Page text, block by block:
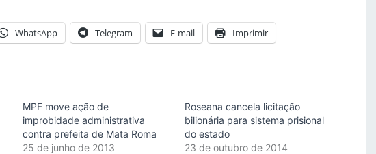
WhatsApp Telegram E-mail Imprimir
MPF move ação de
improbidade administrativa
contra prefeita de Mata Roma
25 de junho de 2013
Roseana cancela licitação
bilionária para sistema prisional
do estado
23 de outubro de 2014